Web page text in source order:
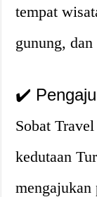
tempat
gunung,
✔️
Sobat
kedutaan
mengajukan